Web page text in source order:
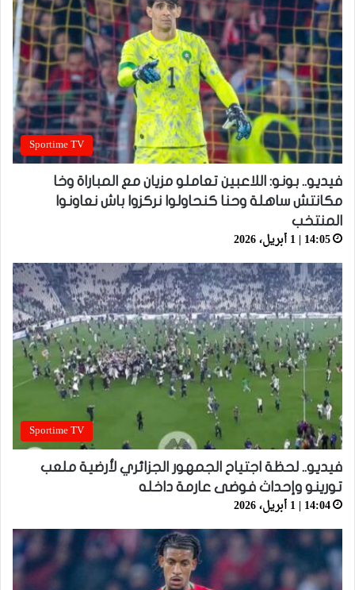
Sportime TV
فيديو.. بونو: اللاعبين تعاملو مزيان مع المباراة وخا
مكانتش ساهلة وحنا كنحاولوا نركزوا باش نعاونوا
المنتخب
14:05 | 1 أبريل، 2026
Sportime TV
فيديو.. لحظة اجتياح الجمهور الجزائري لأرضية ملعب
تورينو وإحداث فوضى عارمة داخله
14:04 | 1 أبريل، 2026